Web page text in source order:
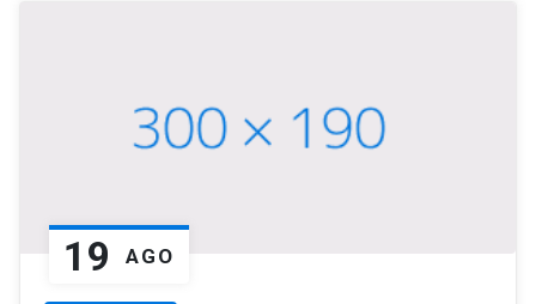
19 AGO